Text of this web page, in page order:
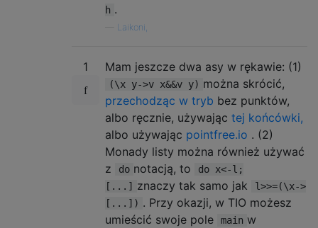
h .
Laikoni,
1 Mam jeszcze dwa asy w rękawie: (1)
(\x y->v x&&v y) można skrócić,
przechodząc w tryb bez punktów,
albo ręcznie, używając tej końcówki,
albo używając pointfree.io . (2)
Monady listy można również używać
z
do notacją, to
do x<-l;
[...]
znaczy tak samo jak
l>>=(\x->
[...]) . Przy okazji, w TIO możesz
umieścić swoje pole
main w